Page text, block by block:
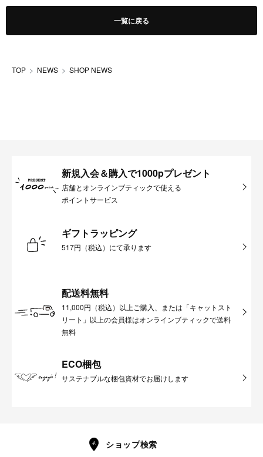
一覧に戻る
TOP NEWS SHOP NEWS
新規入会＆購入で1000pプレゼント
店舗とオンラインブティックで使える
ポイントサービス
ギフトラッピング
517円（税込）にて承ります
配送料無料
11,000円（税込）以上ご購入、または「キャットスト
リート」以上の会員様はオンラインブティックで送料
無料
ECO梱包
サステナブルな梱包資材でお届けします
ショップ検索